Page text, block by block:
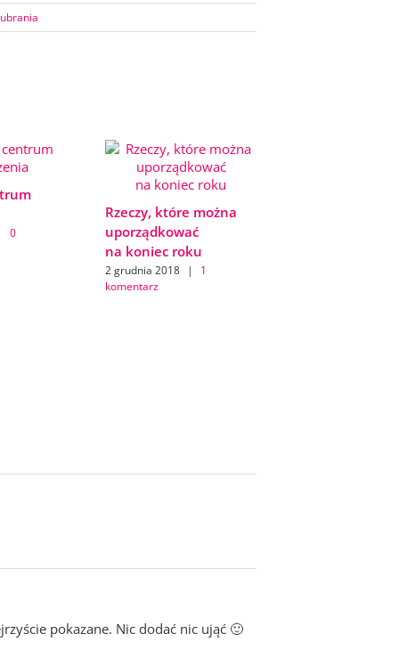
ubrania
0
Rzeczy, które można
uporządkować
na koniec roku
2 grudnia 2018 |
1
komentarz
pokazane. Nic dodać nic ująć 🙂